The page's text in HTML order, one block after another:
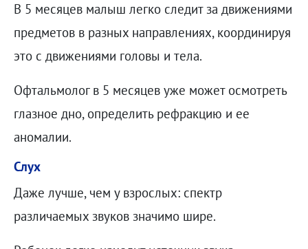
В 5 месяцев малыш легко следит за движениями
предметов в разных направлениях, координируя
это с движениями головы и тела.
Офтальмолог в 5 месяцев уже может осмотреть
глазное дно, определить рефракцию и ее
аномалии.
Слух
Даже лучше, чем у взрослых: спектр
различаемых звуков значимо шире.